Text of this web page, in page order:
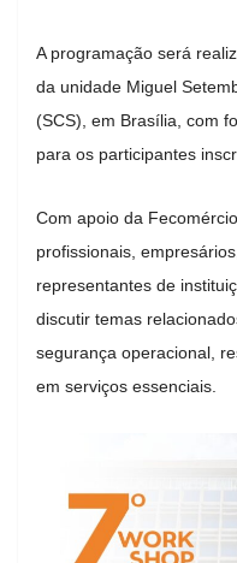
A programação será
da unidade Miguel
(SCS), em Brasília, com
para os participantes
Com apoio da
profissionais,
representantes de
discutir temas
segurança operacional,
em serviços essenciais.